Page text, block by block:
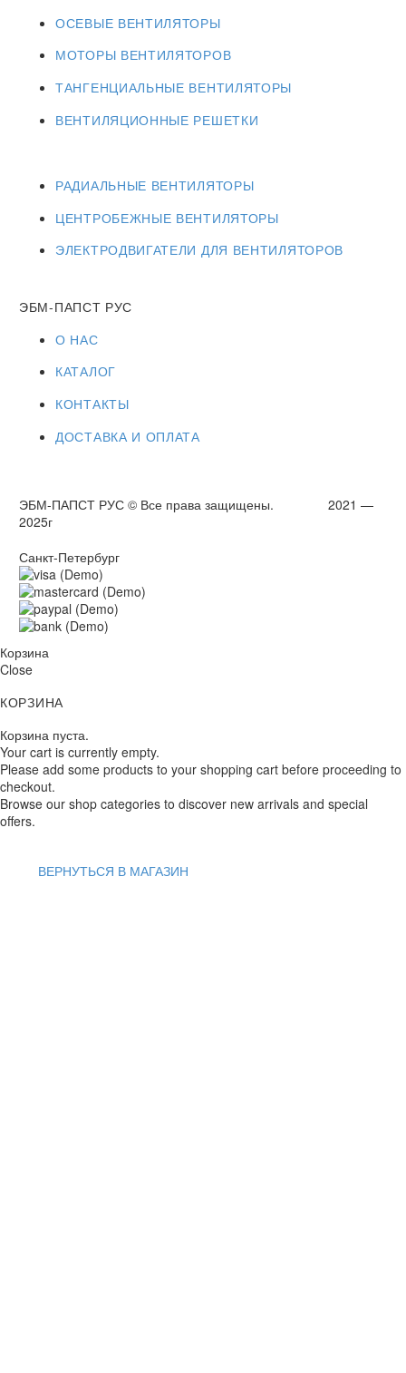
ОСЕВЫЕ ВЕНТИЛЯТОРЫ
МОТОРЫ ВЕНТИЛЯТОРОВ
ТАНГЕНЦИАЛЬНЫЕ ВЕНТИЛЯТОРЫ
ВЕНТИЛЯЦИОННЫЕ РЕШЕТКИ
РАДИАЛЬНЫЕ ВЕНТИЛЯТОРЫ
ЦЕНТРОБЕЖНЫЕ ВЕНТИЛЯТОРЫ
ЭЛЕКТРОДВИГАТЕЛИ ДЛЯ ВЕНТИЛЯТОРОВ
ЭБМ-ПАПСТ РУС
О НАС
КАТАЛОГ
КОНТАКТЫ
ДОСТАВКА И ОПЛАТА
ЭБМ-ПАПСТ РУС © Все права защищены. 2021 —
2025г
Санкт-Петербург
Корзина
Close
КОРЗИНА
Корзина пуста.
Your cart is currently empty.
Please add some products to your shopping cart before proceeding to
checkout.
Browse our shop categories to discover new arrivals and special
offers.
ВЕРНУТЬСЯ В МАГАЗИН